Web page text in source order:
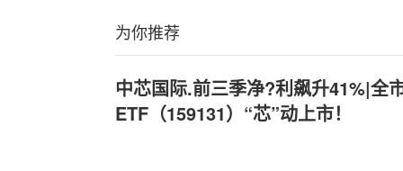
为你推荐
中芯国际.前三季净?利飙升41%|全
ETF（159131）“芯”动上市！